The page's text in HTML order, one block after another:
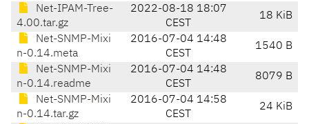
Net-IPAM-Tree-
4.00.tar.gz
2022-08-18 18:07
CEST
18 KiB
Net-SNMP-Mixi
n-0.14.meta
2016-07-04 14:48
CEST
1540 B
Net-SNMP-Mixi
n-0.14.readme
2016-07-04 14:48
CEST
8079 B
Net-SNMP-Mixi
n-0.14.tar.gz
2016-07-04 14:58
CEST
24 KiB